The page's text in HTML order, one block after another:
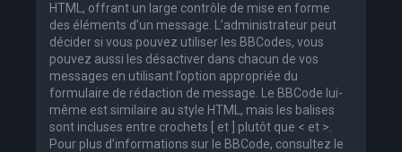
HTML, offrant un large contrôle de mise en forme
des éléments d’un message. L’administrateur peut
décider si vous pouvez utiliser les BBCodes, vous
pouvez aussi les désactiver dans chacun de vos
messages en utilisant l’option appropriée du
formulaire de rédaction de message. Le BBCode lui-
même est similaire au style HTML, mais les balises
sont incluses entre crochets [ et ] plutôt que < et >.
Pour plus d’informations sur le BBCode, consultez le